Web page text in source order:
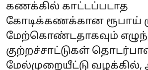
கணக்கில் காட்டப்படாத
கோடிக்கணக்கான ரூபாய்
மேற்கொண்டதாகவும்
குற்றச்சாட்டுகள்
மேல்முறையீட்டு